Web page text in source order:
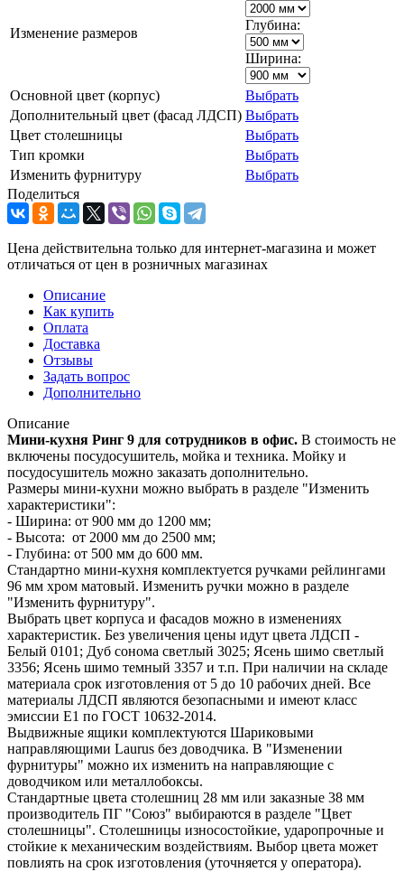
Изменение размеров
Глубина:
Ширина:
Основной цвет (корпус)
Выбрать
Дополнительный цвет (фасад ЛДСП) Выбрать
Цвет столешницы
Выбрать
Тип кромки
Выбрать
Изменить фурнитуру
Выбрать
Поделиться
Цена действительна только для интернет-магазина и может
отличаться от цен в розничных магазинах
Описание
Как купить
Оплата
Доставка
Отзывы
Задать вопрос
Дополнительно
Описание
Мини-кухня Ринг 9 для сотрудников в офис. В стоимость не
включены посудосушитель, мойка и техника. Мойку и
посудосушитель можно заказать дополнительно.
Размеры мини-кухни можно выбрать в разделе "Изменить
характеристики":
- Ширина: от 900 мм до 1200 мм;
- Высота: от 2000 мм до 2500 мм;
- Глубина: от 500 мм до 600 мм.
Стандартно мини-кухня комплектуется ручками рейлингами
96 мм хром матовый. Изменить ручки можно в разделе
"Изменить фурнитуру".
Выбрать цвет корпуса и фасадов можно в изменениях
характеристик. Без увеличения цены идут цвета ЛДСП -
Белый 0101; Дуб сонома светлый 3025; Ясень шимо светлый
3356; Ясень шимо темный 3357 и т.п. При наличии на складе
материала срок изготовления от 5 до 10 рабочих дней. Все
материалы ЛДСП являются безопасными и имеют класс
эмиссии Е1 по ГОСТ 10632-2014.
Выдвижные ящики комплектуются Шариковыми
направляющими Laurus без доводчика. В "Изменении
фурнитуры" можно их изменить на направляющие с
доводчиком или металлобоксы.
Стандартные цвета столешниц 28 мм или заказные 38 мм
производитель ПГ "Союз" выбираются в разделе "Цвет
столешницы". Столешницы износостойкие, ударопрочные и
стойкие к механическим воздействиям. Выбор цвета может
повлиять на срок изготовления (уточняется у оператора).